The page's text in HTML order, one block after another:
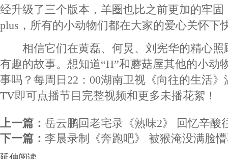
经升级了三个版本，羊圈也比之前更加的牢
plus，所有的小动物们都在大家的爱心关怀下
相信它们在黄磊、何炅、刘宪华的精心照
有趣的故事。想知道“H”和蘑菇屋其他的小动
事吗？每周日22：00湖南卫视《向往的生活
TV即可点播节目完整视频和更多未播花絮！
上一篇： 岳云鹏回老宅录《熟味2》 回忆辛酸
下一篇： 李晨录制《奔跑吧》 被猴淹没满脸